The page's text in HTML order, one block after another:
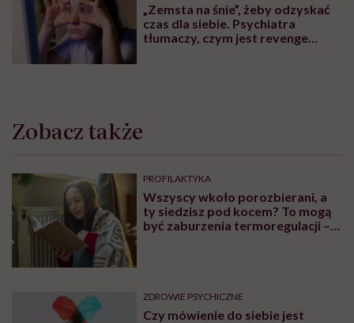
„Zemsta na śnie”, żeby odzyskać
czas dla siebie. Psychiatra
tłumaczy, czym jest revenge
Zobacz także
PROFILAKTYKA
Wszyscy wkoło porozbierani, a
ty siedzisz pod kocem? To mogą
być zaburzenia termoregulacji –
ZDROWIE PSYCHICZNE
Czy mówienie do siebie jest